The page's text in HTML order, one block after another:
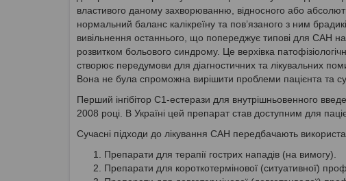
властивого даному захворюванню, відносного або
нормальний баланс калікреїну та пов’язаного з ним
вивільнення останнього, що попереджує типові для САН
розвитком больового синдрому. Це верхівка
створює передумови для діагностичних та лікувальних
Вона не була спроможна вирішити проблеми пацієнта та
Перший інгібітор C1-естерази для внутрішньовенного
2008 році. В Україні цей препарат став доступним для
Сучасні підходи до лікування САН передбачають
Препарати для терапії гострих нападів (на вимогу).
Препарати для короткотермінової (ситуативної)